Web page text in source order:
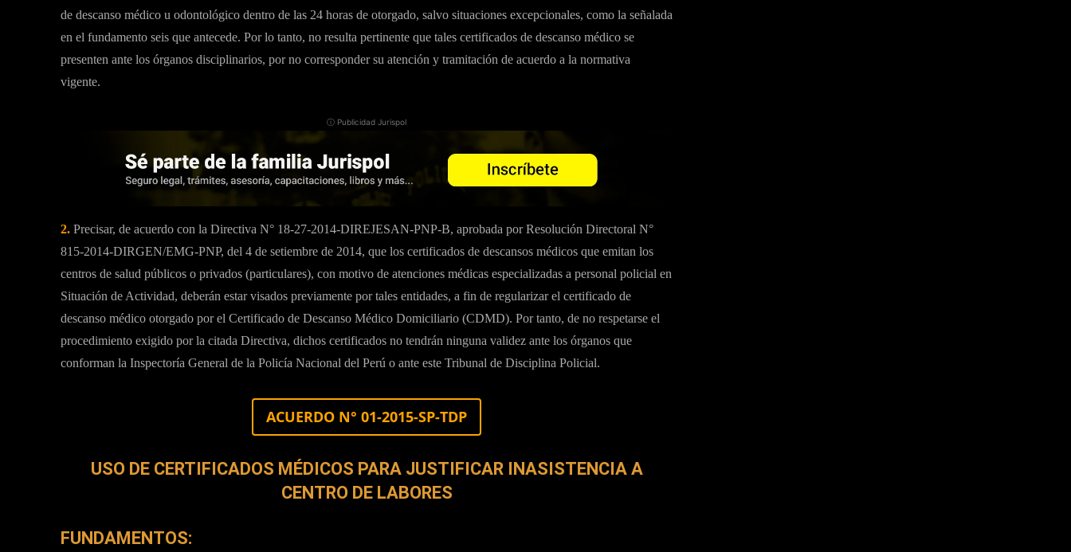
de descanso médico u odontológico dentro de las 24 horas de otorgado, salvo situaciones excepcionales, como la señalada
en el fundamento seis que antecede. Por lo tanto, no resulta pertinente que tales certificados de descanso médico se
presenten ante los órganos disciplinarios, por no corresponder su atención y tramitación de acuerdo a la normativa
vigente.
ⓘ Publicidad Jurispol
2. Precisar, de acuerdo con la Directiva N° 18-27-2014-DIREJESAN-PNP-B, aprobada por Resolución Directoral N°
815-2014-DIRGEN/EMG-PNP, del 4 de setiembre de 2014, que los certificados de descansos médicos que emitan los
centros de salud públicos o privados (particulares), con motivo de atenciones médicas especializadas a personal policial en
Situación de Actividad, deberán estar visados previamente por tales entidades, a fin de regularizar el certificado de
descanso médico otorgado por el Certificado de Descanso Médico Domiciliario (CDMD). Por tanto, de no respetarse el
procedimiento exigido por la citada Directiva, dichos certificados no tendrán ninguna validez ante los órganos que
conforman la Inspectoría General de la Policía Nacional del Perú o ante este Tribunal de Disciplina Policial.
ACUERDO N° 01-2015-SP-TDP
USO DE CERTIFICADOS MÉDICOS PARA JUSTIFICAR INASISTENCIA A
CENTRO DE LABORES
FUNDAMENTOS: